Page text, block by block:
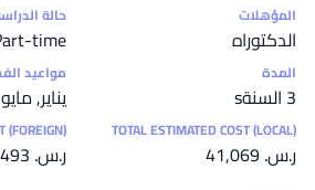
إحصائيات
المؤهلات
الدكتوراه
حالة
time
المدة
3 السنةs
مواعيد
يناير,
TOTAL ESTIMATED COST (LOCAL)
ر.س.‏ 41,069
(FOREIGN)
ر.س.‏ 51,493